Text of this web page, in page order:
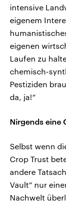
intensive
eigenem
eigenen
Laufen zu
chemisch-
Pestiziden
da, ja!“
Nirgends eine
Selbst wenn
Crop Trust
andere
Vault“ nur
Nachwelt